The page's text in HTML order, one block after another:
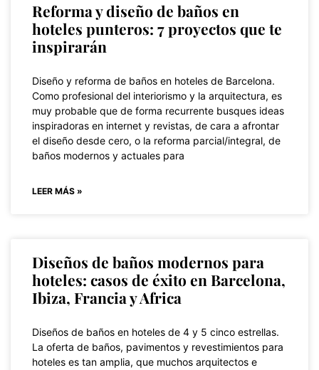
Reforma y diseño de baños en
hoteles punteros: 7 proyectos que te
inspirarán
Diseño y reforma de baños en hoteles de Barcelona.
Como profesional del interiorismo y la arquitectura, es
muy probable que de forma recurrente busques ideas
inspiradoras en internet y revistas, de cara a afrontar
el diseño desde cero, o la reforma parcial/integral, de
baños modernos y actuales para
LEER MÁS »
Diseños de baños modernos para
hoteles: casos de éxito en Barcelona,
Ibiza, Francia y Africa
Diseños de baños en hoteles de 4 y 5 cinco estrellas.
La oferta de baños, pavimentos y revestimientos para
hoteles es tan amplia, que muchos arquitectos e